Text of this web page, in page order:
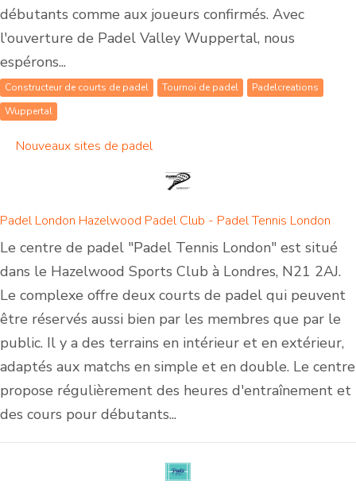
débutants comme aux joueurs confirmés. Avec
l'ouverture de Padel Valley Wuppertal, nous
espérons...
Constructeur de courts de padel Tournoi de padel
Padelcreations
Wuppertal
Nouveaux sites de padel
Padel London Hazelwood Padel Club - Padel Tennis London
Le centre de padel "Padel Tennis London" est situé
dans le Hazelwood Sports Club à Londres, N21 2AJ.
Le complexe offre deux courts de padel qui peuvent
être réservés aussi bien par les membres que par le
public. Il y a des terrains en intérieur et en extérieur,
adaptés aux matchs en simple et en double. Le centre
propose régulièrement des heures d'entraînement et
des cours pour débutants...